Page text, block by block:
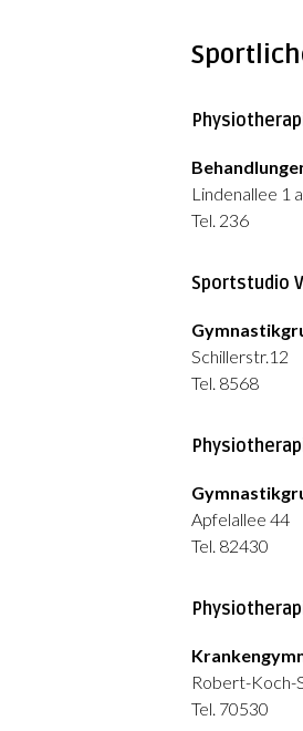
Lindenallee 1 a
Tel. 236
Sportstudio
Schillerstr.12
Tel. 8568
Apfelallee 44
Tel. 82430
Robert-Koch-
Tel. 70530